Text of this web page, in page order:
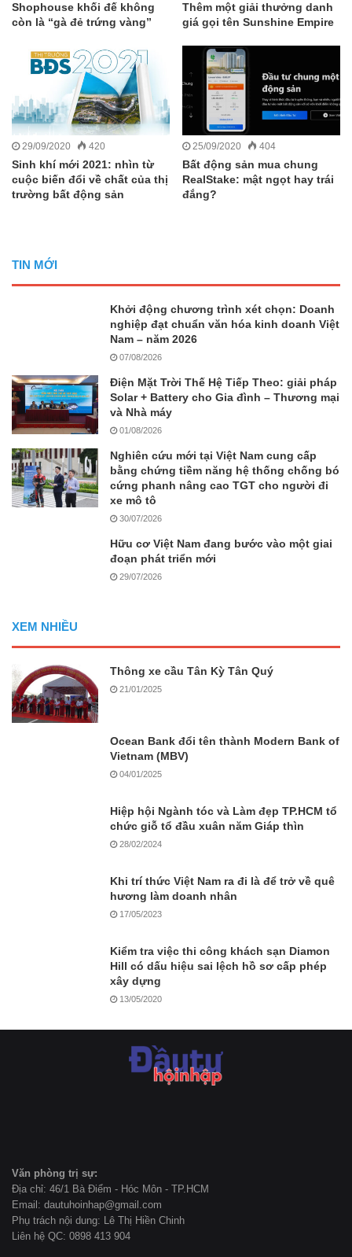
Shophouse khối đế không
còn là “gà đẻ trứng vàng”
Thêm một giải thưởng danh
giá gọi tên Sunshine Empire
29/09/2020 420
Sinh khí mới 2021: nhìn từ
cuộc biến đổi về chất của thị
trường bất động sản
25/09/2020 404
Bất động sản mua chung
RealStake: mật ngọt hay trái
đắng?
TIN MỚI
Khởi động chương trình xét chọn: Doanh
nghiệp đạt chuẩn văn hóa kinh doanh Việt
Nam – năm 2026
07/08/2026
Điện Mặt Trời Thế Hệ Tiếp Theo: giải pháp
Solar + Battery cho Gia đình – Thương mại
và Nhà máy
01/08/2026
Nghiên cứu mới tại Việt Nam cung cấp
bằng chứng tiềm năng hệ thống chống bó
cứng phanh nâng cao TGT cho người đi
xe mô tô
30/07/2026
Hữu cơ Việt Nam đang bước vào một giai
đoạn phát triển mới
29/07/2026
XEM NHIỀU
Thông xe cầu Tân Kỳ Tân Quý
21/01/2025
Ocean Bank đổi tên thành Modern Bank of
Vietnam (MBV)
04/01/2025
Hiệp hội Ngành tóc và Làm đẹp TP.HCM tổ
chức giỗ tổ đầu xuân năm Giáp thìn
28/02/2024
Khi trí thức Việt Nam ra đi là để trở về quê
hương làm doanh nhân
17/05/2023
Kiểm tra việc thi công khách sạn Diamon
Hill có dấu hiệu sai lệch hồ sơ cấp phép
xây dựng
13/05/2020
Văn phòng trị sự:
Địa chỉ: 46/1 Bà Điểm - Hóc Môn - TP.HCM
Email: dautuhoinhap@gmail.com
Phụ trách nội dung: Lê Thị Hiền Chinh
Liên hệ QC: 0898 413 904